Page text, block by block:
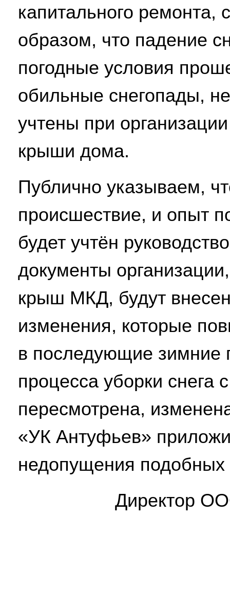
капитального ремонта,
образом, что падение
погодные условия
обильные снегопады,
учтены при
крыши дома.
Публично указываем,
происшествие, и опыт
будет учтён
документы
крыш МКД, будут
изменения, которые
в последующие зимние
процесса уборки
пересмотрена,
«УК Антуфьев»
недопущения
Директор